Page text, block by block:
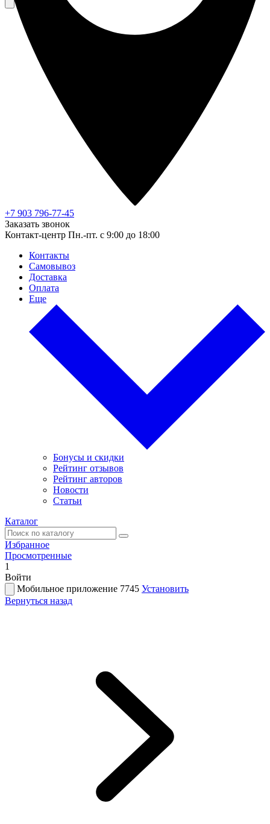
+7 903 796-77-45
Заказать звонок
Контакт-центр Пн.-пт. с 9:00 до 18:00
Контакты
Самовывоз
Доставка
Оплата
Еще
Бонусы и скидки
Рейтинг отзывов
Рейтинг авторов
Новости
Статьи
Каталог
Избранное
Просмотренные
1
Войти
Мобильное приложение 7745 Установить
Вернуться назад